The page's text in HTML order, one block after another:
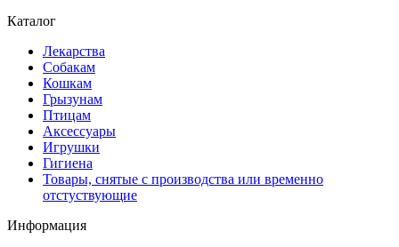
Каталог
Лекарства
Собакам
Кошкам
Грызунам
Птицам
Аксессуары
Игрушки
Гигиена
Товары, снятые с производства или временно
отстуствующие
Информация